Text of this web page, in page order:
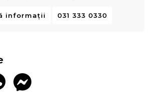
informații 031 333 0330